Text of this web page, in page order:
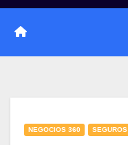
NEGOCIOS 360 SEGUROS